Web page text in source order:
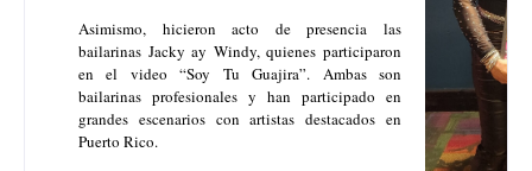
Asimismo, hicieron acto de presencia las
bailarinas Jacky ay Windy, quienes participaron
en el video “Soy Tu Guajira”. Ambas son
bailarinas profesionales y han participado en
grandes escenarios con artistas destacados en
Puerto Rico.